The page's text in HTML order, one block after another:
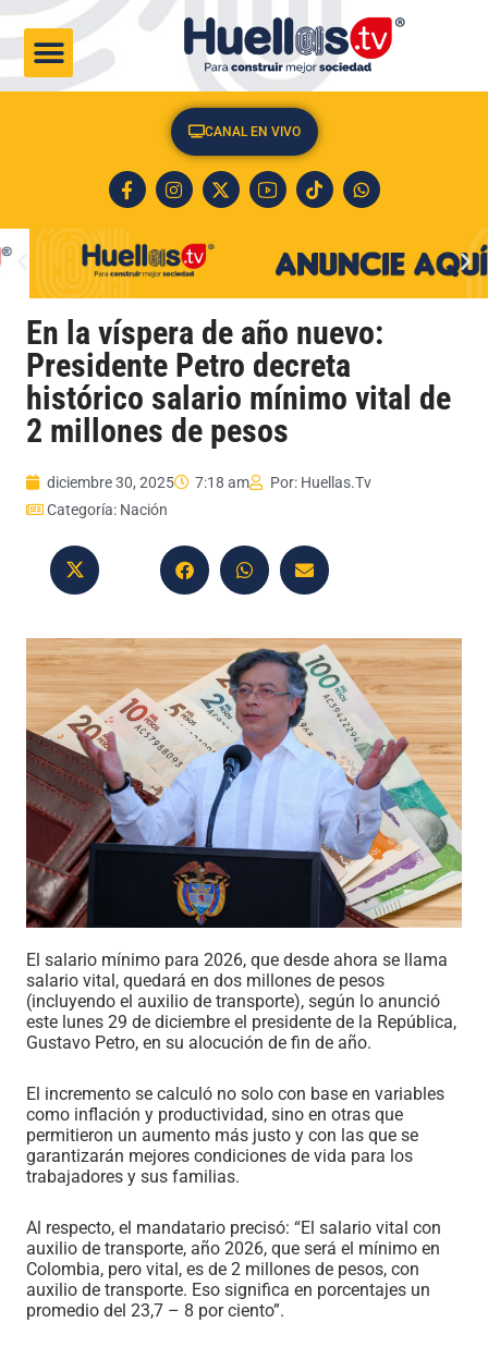
CANAL EN VIVO
En la víspera de año nuevo:
Presidente Petro decreta
histórico salario mínimo vital de
2 millones de pesos
diciembre 30, 2025 7:18 am Por: Huellas.Tv
Categoría: Nación
El salario mínimo para 2026, que desde ahora se llama
salario vital, quedará en dos millones de pesos
(incluyendo el auxilio de transporte), según lo anunció
este lunes 29 de diciembre el presidente de la República,
Gustavo Petro, en su alocución de fin de año.
El incremento se calculó no solo con base en variables
como inflación y productividad, sino en otras que
permitieron un aumento más justo y con las que se
garantizarán mejores condiciones de vida para los
trabajadores y sus familias.
Al respecto, el mandatario precisó: “El salario vital con
auxilio de transporte, año 2026, que será el mínimo en
Colombia, pero vital, es de 2 millones de pesos, con
auxilio de transporte. Eso significa en porcentajes un
promedio del 23,7 – 8 por ciento”.